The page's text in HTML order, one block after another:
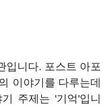
입니다. 포스트 아포
이야기를 다루는데
주제는 '기억'입니